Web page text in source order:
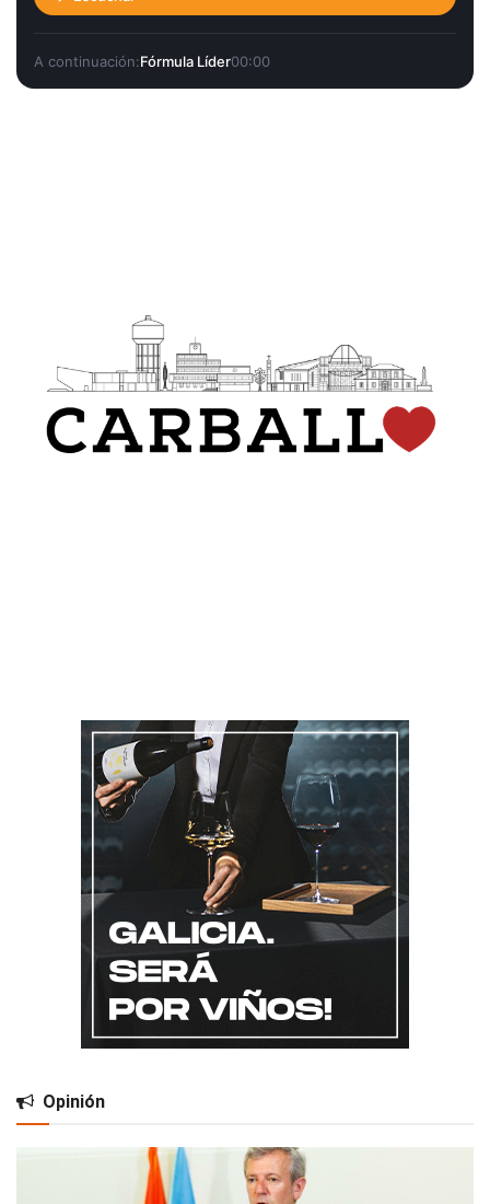
A continuación:Fórmula Líder00:00
Opinión